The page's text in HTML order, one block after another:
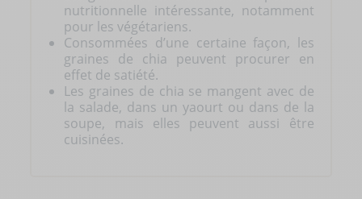
nutritionnelle intéressante, notamment
pour les végétariens.
Consommées d’une certaine façon, les
graines de chia peuvent procurer en
effet de satiété.
Les graines de chia se mangent avec de
la salade, dans un yaourt ou dans de la
soupe, mais elles peuvent aussi être
cuisinées.